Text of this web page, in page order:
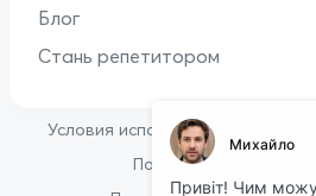
Блог
Стань репетитором
Условия использования
Политика